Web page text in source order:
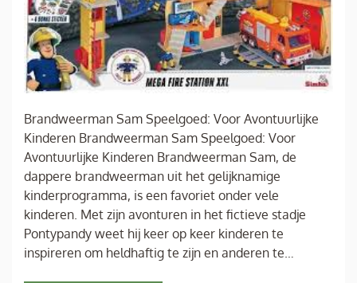
Brandweerman Sam Speelgoed: Voor Avontuurlijke
Kinderen Brandweerman Sam Speelgoed: Voor
Avontuurlijke Kinderen Brandweerman Sam, de
dappere brandweerman uit het gelijknamige
kinderprogramma, is een favoriet onder vele
kinderen. Met zijn avonturen in het fictieve stadje
Pontypandy weet hij keer op keer kinderen te
inspireren om heldhaftig te zijn en anderen te…